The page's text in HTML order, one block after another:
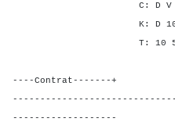
C: D V
K: D 10 8
T: 10 5 |
----Contrat-------+
-------------------